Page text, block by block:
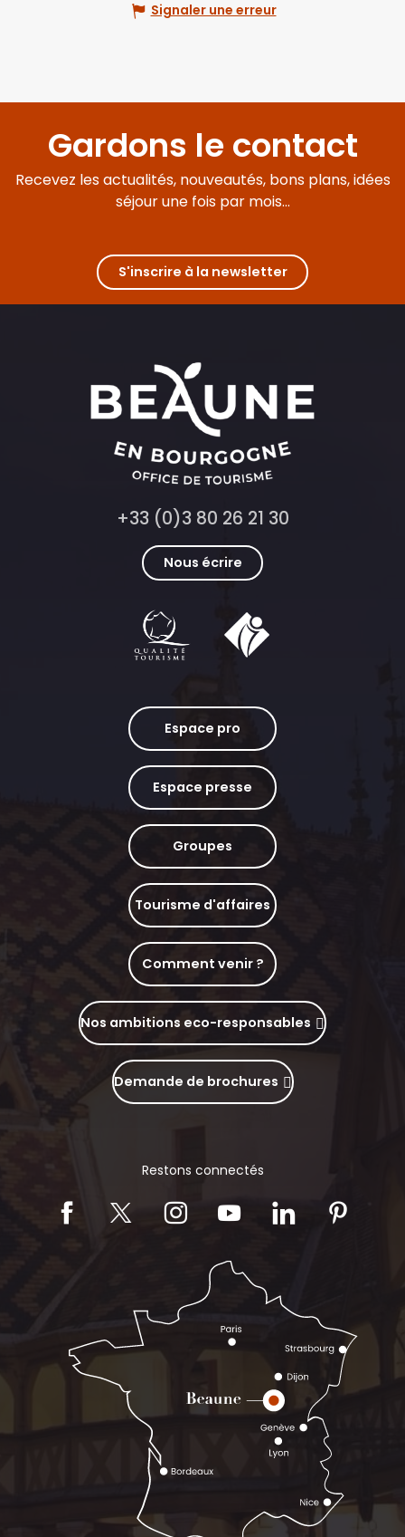
Signaler une erreur
Gardons le contact
Recevez les actualités, nouveautés, bons plans, idées
séjour une fois par mois...
S'inscrire à la newsletter
+33 (0)3 80 26 21 30
Nous écrire
Espace pro
Espace presse
Groupes
Tourisme d'affaires
Comment venir ?
Nos ambitions eco-responsables
Demande de brochures
Restons connectés